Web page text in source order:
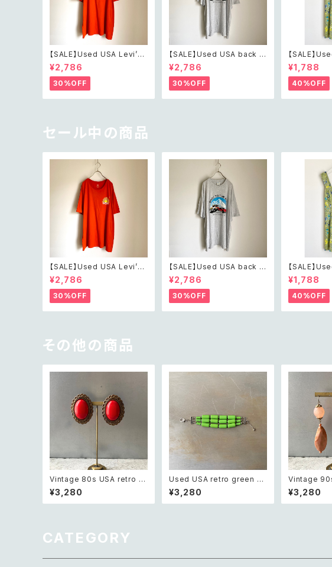
【SALE】Used USA Levi’s
sunrise design orange t
shirt レトロ アメリカ ユーズ
ド 古着 リーバイス サンライズ
デザイン オレンジ Tシャツ X
XL
¥2,786
30%OFF
【SALE】Used USA back t
o the 80s car design t sh
irt レトロ アメリカ ユーズド
古着 カーデザイン ライトグレ
ー Tシャツ XXL
¥2,786
30%OFF
【SALE】
otanical
e short
カ ユーズド 古着 ライトグリー
ン ボタニカ
ット ショート
¥1,788
40%OFF
セール中の商品
【SALE】Used USA Levi’s
sunrise design orange t
shirt レトロ アメリカ ユーズ
ド 古着 リーバイス サンライズ
デザイン オレンジ Tシャツ X
XL
¥2,786
30%OFF
【SALE】Used USA back t
o the 80s car design t sh
irt レトロ アメリカ ユーズド
古着 カーデザイン ライトグレ
ー Tシャツ XXL
¥2,786
30%OFF
【SALE】
otanical
e short
カ ユーズド 古着 ライトグリー
ン ボタニカ
ット ショート
¥1,788
40%OFF
その他の商品
Vintage 80s USA retro re
d stone big earring レトロ
アメリカ ヴィンテージ アクセ
サリー レッド ストーン ビッグ
¥3,280
Used USA retro green b
eads bracelet レトロ アメ
リカ ユーズド アクセサリー グ
リーン ビーズ 3連 ブレスレッ
¥3,280
Vintage
ro
ds pierce レ
ィンテージ
¥3,280
CATEGORY